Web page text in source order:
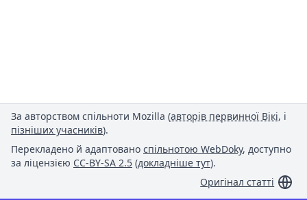
За авторством спільноти Mozilla (авторів первинної Вікі, і
пізніших учасників).
Перекладено й адаптовано спільнотою WebDoky, доступно
за ліцензією CC-BY-SA 2.5 (докладніше тут).
Оригінал статті